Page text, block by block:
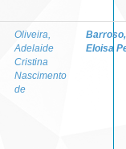
Oliveira,
Adelaide
Cristina
Nascimento
de
Barroso,
Eloisa